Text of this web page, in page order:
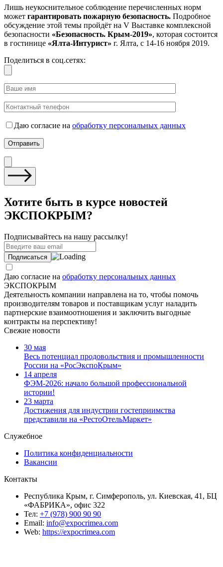
Лишь неукоснительное соблюдение перечисленных норм
может гарантировать пожарную безопасность. Подробное
обсуждение этой темы пройдёт на V Выставке комплексной
безопасности «Безопасность. Крым-2019», которая состоится
в гостинице «Ялта-Интурист» г. Ялта, с 14-16 ноября 2019.
Поделиться в соц.сетях:
Даю согласие на обработку персональных данных
Хотите быть в курсе новостей
ЭКСПОКРЫМ?
Подписывайтесь на нашу рассылку!
Даю согласие на обработку персональных данных
ЭКСПОКРЫМ
Деятельность компании направлена на то, чтобы помочь
производителям товаров и поставщикам услуг наладить
партнерские взаимоотношения и заключить выгодные
контракты на перспективу!
Свежие новости
30 мая
Весь потенциал продовольствия и промышленности
России на «РосЭкспоКрым»
14 апреля
ФЭМ-2026: начало большой профессиональной
истории!
23 марта
Достижения для индустрии гостеприимства
представили на «РестоОтельМаркет»
Служебное
Политика конфиденциальности
Вакансии
Контакты
Республика Крым, г. Симферополь, ул. Киевская, 41, БЦ
«ФАБРИКА», офис 322
Тел: +7 (978) 900 90 90
Email: info@expocrimea.com
Web: https://expocrimea.com